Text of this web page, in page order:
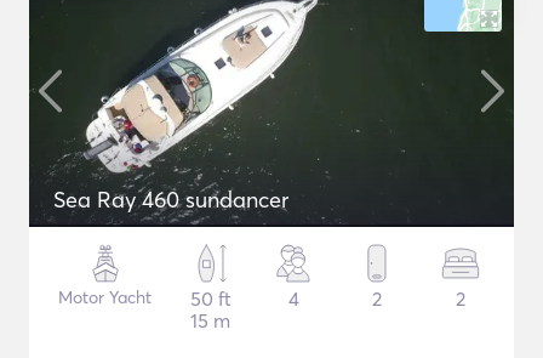
Sea Ray 460 sundancer
Motor Yacht
50 ft
15 m
4 2 2